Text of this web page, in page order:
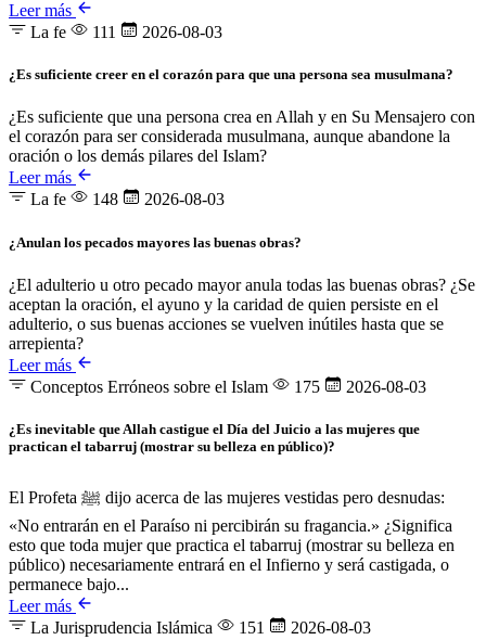
Leer más
La fe
111 2026-08-03
¿Es suficiente creer en el corazón para que una persona sea musulmana?
¿Es suficiente que una persona crea en Allah y en Su Mensajero con
el corazón para ser considerada musulmana, aunque abandone la
oración o los demás pilares del Islam?
Leer más
La fe
148 2026-08-03
¿Anulan los pecados mayores las buenas obras?
¿El adulterio u otro pecado mayor anula todas las buenas obras? ¿Se
aceptan la oración, el ayuno y la caridad de quien persiste en el
adulterio, o sus buenas acciones se vuelven inútiles hasta que se
arrepienta?
Leer más
Conceptos Erróneos sobre el Islam
175 2026-08-03
¿Es inevitable que Allah castigue el Día del Juicio a las mujeres que
practican el tabarruj (mostrar su belleza en público)?
El Profeta ﷺ dijo acerca de las mujeres vestidas pero desnudas:
«No entrarán en el Paraíso ni percibirán su fragancia.» ¿Significa
esto que toda mujer que practica el tabarruj (mostrar su belleza en
público) necesariamente entrará en el Infierno y será castigada, o
permanece bajo...
Leer más
La Jurisprudencia Islámica
151 2026-08-03